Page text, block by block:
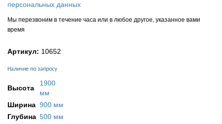
персональных данных
Мы перезвоним в течение часа или в любое другое, указанное вами
время
Артикул: 10652
Наличие по запросу
Высота
1900
мм
Ширина 900 мм
Глубина 500 мм